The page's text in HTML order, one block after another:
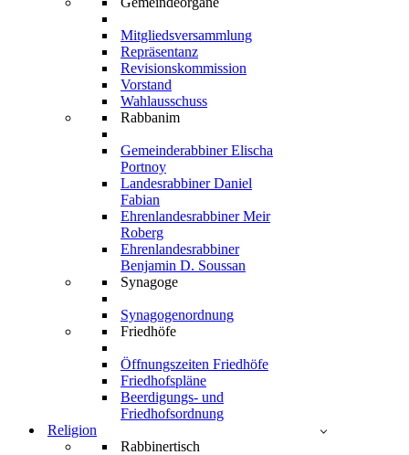
Mitgliedsversammlung
Repräsentanz
Revisionskommission
Vorstand
Wahlausschuss
Rabbanim
Gemeinderabbiner Elischa
Portnoy
Landesrabbiner Daniel
Fabian
Ehrenlandesrabbiner Meir
Roberg
Ehrenlandesrabbiner
Benjamin D. Soussan
Synagoge
Synagogenordnung
Friedhöfe
Öffnungszeiten Friedhöfe
Friedhofspläne
Beerdigungs- und
Friedhofsordnung
Religion
Rabbinertisch